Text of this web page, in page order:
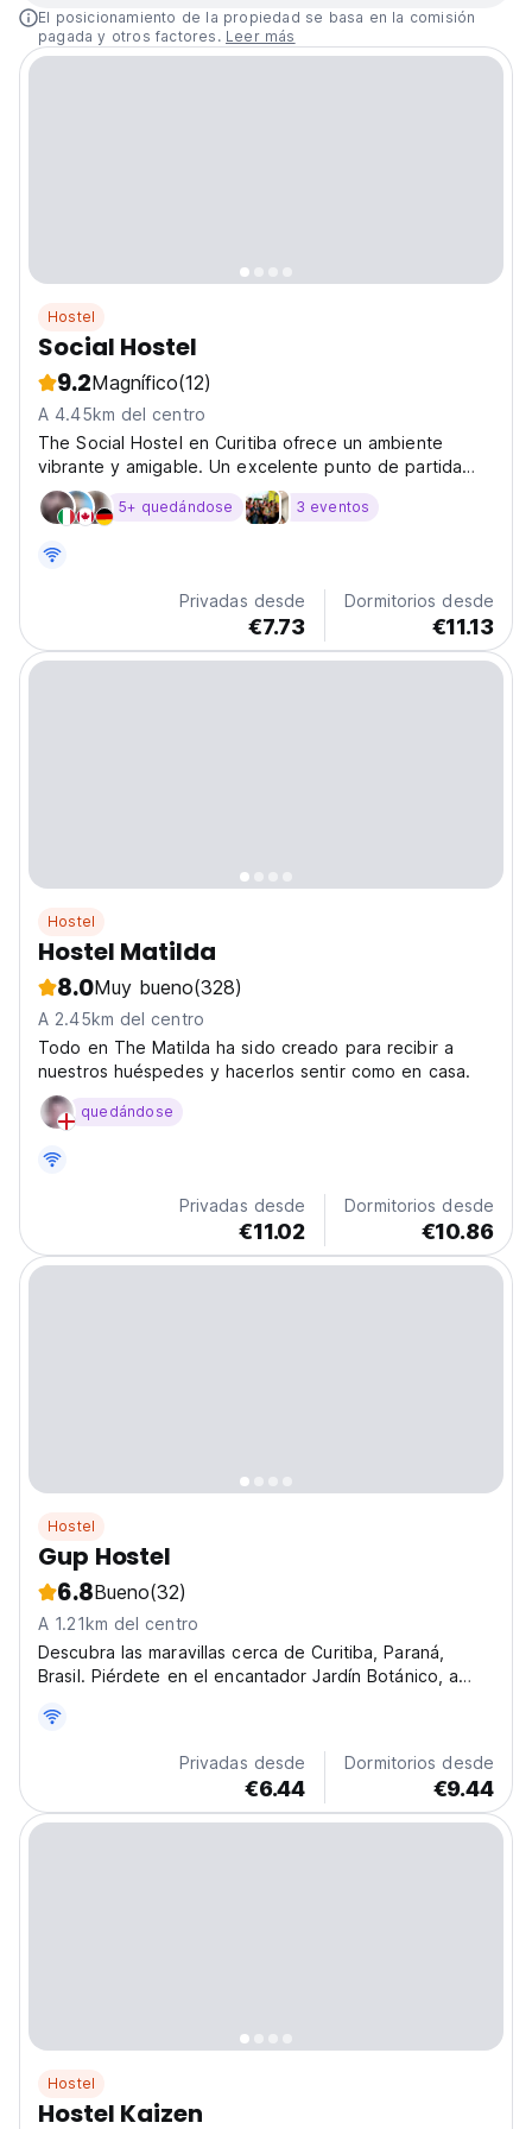
El posicionamiento de la propiedad se basa en la comisión
pagada y otros factores. Leer más
Hostel
Social Hostel
9.2Magnífico(12)
A 4.45km del centro
The Social Hostel en Curitiba ofrece un ambiente
vibrante y amigable. Un excelente punto de partida
para explorar Curitiba y conocer a otros viajeros en
Brasil. (Auto-translated from original language)
5+ quedándose 3 eventos
Privadas desde
€7.73
Dormitorios desde
€11.13
Hostel
Hostel Matilda
8.0Muy bueno(328)
A 2.45km del centro
Todo en The Matilda ha sido creado para recibir a
nuestros huéspedes y hacerlos sentir como en casa.
quedándose
Privadas desde
€11.02
Dormitorios desde
€10.86
Hostel
Gup Hostel
6.8Bueno(32)
A 1.21km del centro
Descubra las maravillas cerca de Curitiba, Paraná,
Brasil. Piérdete en el encantador Jardín Botánico, a
Privadas desde
€6.44
Dormitorios desde
€9.44
Hostel
Hostel Kaizen